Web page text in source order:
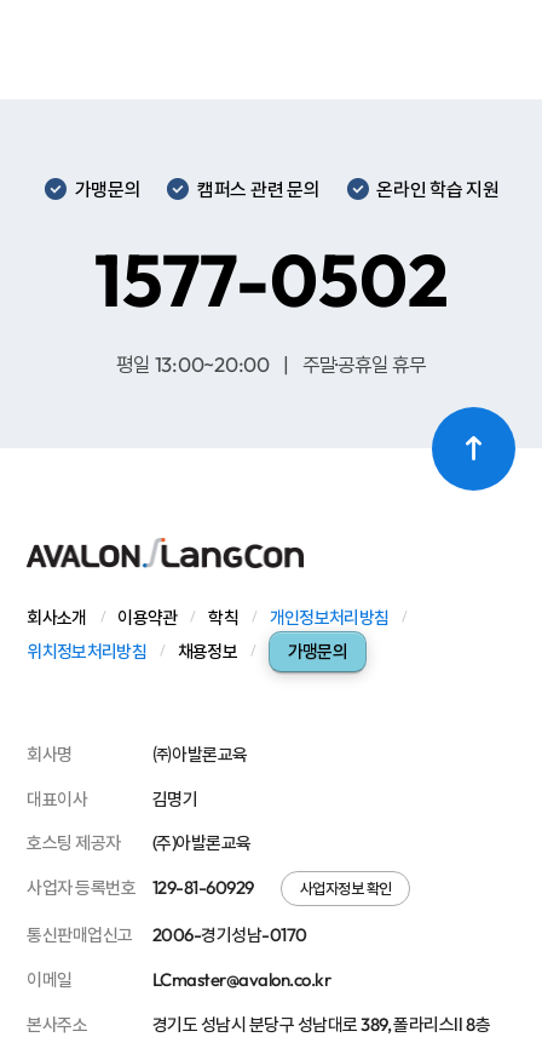
가맹문의 캠퍼스 관련 문의 온라인 학습 지원
1577-0502
평일 13:00~20:00 | 주말·공휴일 휴무
회사소개 이용약관 학칙
개인정보처리방침
위치정보처리방침
채용정보 가맹문의
회사명
㈜아발론교육
대표이사
김명기
호스팅 제공자
(주)아발론교육
사업자 등록번호
129-81-60929 사업자정보 확인
통신판매업신고
2006-경기성남-0170
이메일
LCmaster@avalon.co.kr
본사주소
경기도 성남시 분당구 성남대로 389, 폴라리스Ⅱ 8층